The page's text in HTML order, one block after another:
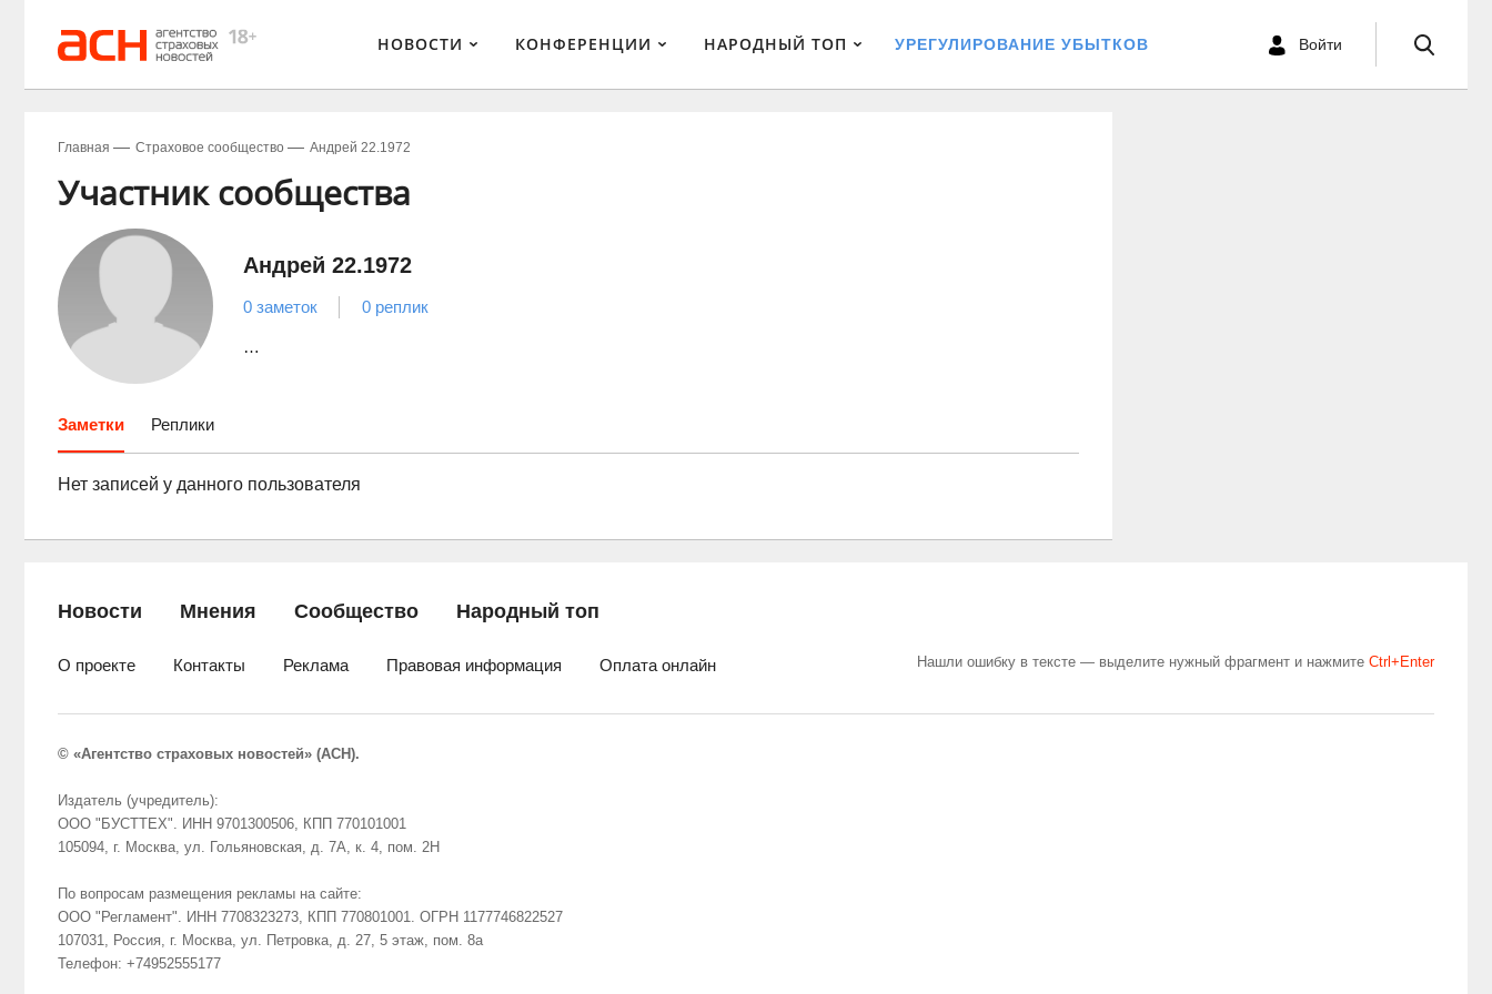
НОВОСТИ КОНФЕРЕНЦИИ НАРОДНЫЙ ТОП УРЕГУЛИРОВАНИЕ УБЫТКОВ Войти
Главная Страховое сообщество Андрей 22.1972
Участник сообщества
Андрей 22.1972
0 заметок 0 реплик
…
Заметки Реплики
Нет записей у данного пользователя
Новости Мнения Сообщество Народный топ
О проекте Контакты Реклама Правовая информация Оплата онлайн Нашли ошибку в тексте — выделите нужный фрагмент и нажмите Сtrl+Enter
© «Агентство страховых новостей» (АСН).
Издатель (учредитель):
ООО "БУСТТЕХ". ИНН 9701300506, КПП 770101001
105094, г. Москва, ул. Гольяновская, д. 7А, к. 4, пом. 2Н
По вопросам размещения рекламы на сайте:
ООО "Регламент". ИНН 7708323273, КПП 770801001. ОГРН 1177746822527
107031, Россия, г. Москва, ул. Петровка, д. 27, 5 этаж, пом. 8а
Телефон: +74952555177